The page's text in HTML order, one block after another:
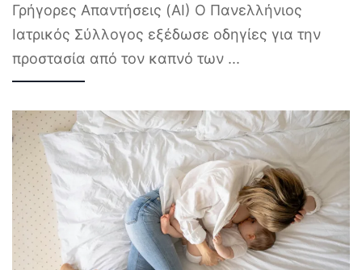
Γρήγορες Απαντήσεις (AI) Ο Πανελλήνιος
Ιατρικός Σύλλογος εξέδωσε οδηγίες για την
προστασία από τον καπνό των ...